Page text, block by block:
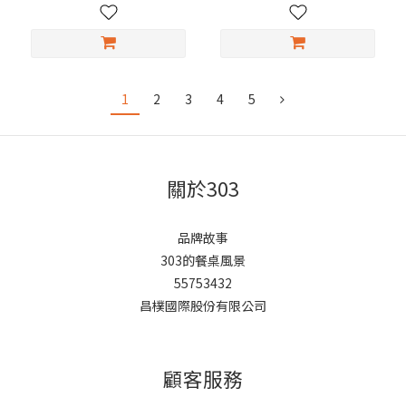
1 2 3 4 5
關於303
品牌故事
303的餐桌風景
55753432
昌樸國際股份有限公司
顧客服務